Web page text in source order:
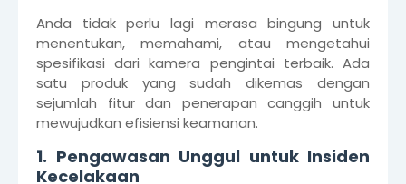
Anda tidak perlu lagi merasa bingung untuk
menentukan, memahami, atau mengetahui
spesifikasi dari kamera pengintai terbaik. Ada
satu produk yang sudah dikemas dengan
sejumlah fitur dan penerapan canggih untuk
mewujudkan efisiensi keamanan.
1. Pengawasan Unggul untuk Insiden
Kecelakaan